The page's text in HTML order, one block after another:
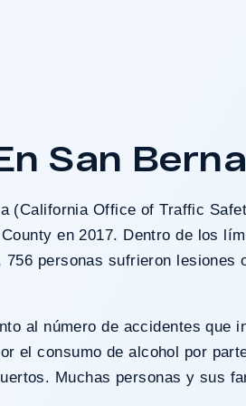
San
(California Office of Traffic
en 2017. Dentro de los
personas sufrieron lesiones
al número de accidentes que
el consumo de alcohol por
Muchas personas y sus